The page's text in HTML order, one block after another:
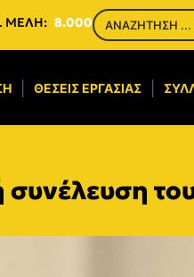
ΜΕΛΗ: 8.000
ΘΈΣΕΙΣ ΕΡΓΑΣΊΑΣ
συνέλευση